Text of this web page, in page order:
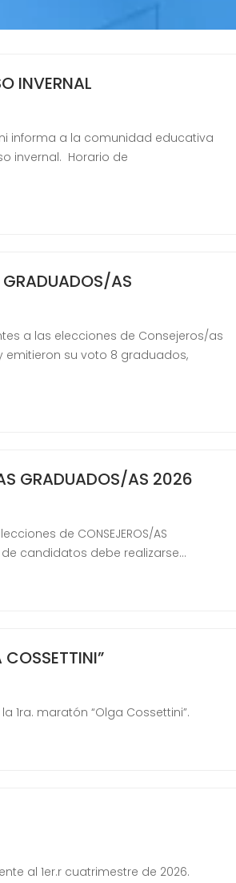
INVERNAL
informa a la comunidad educativa
invernal. Horario de
GRADUADOS/AS
a las elecciones de Consejeros/as
emitieron su voto 8 graduados,
GRADUADOS/AS 2026
de CONSEJEROS/AS
de candidatos debe realizarse…
1ra. maratón “Olga Cossettini”.
al 1er.r cuatrimestre de 2026.